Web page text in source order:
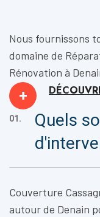
Nous fournissons
domaine de
Rénovation à
+
01.
Quels
Couverture
autour de Denain